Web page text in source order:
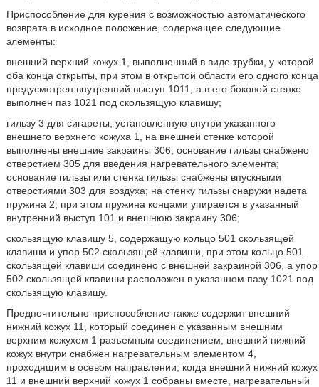
Приспособление для курения с возможностью автоматического
возврата в исходное положение, содержащее следующие
элементы:
внешний верхний кожух 1, выполненный в виде трубки, у которой
оба конца открыты, при этом в открытой области его одного конца
предусмотрен внутренний выступ 1011, а в его боковой стенке
выполнен паз 1021 под скользящую клавишу;
гильзу 3 для сигареты, установленную внутри указанного
внешнего верхнего кожуха 1, на внешней стенке которой
выполнены внешние закраины 306; основание гильзы снабжено
отверстием 305 для введения нагревательного элемента;
основание гильзы или стенка гильзы снабжены впускными
отверстиями 303 для воздуха; на стенку гильзы снаружи надета
пружина 2, при этом пружина концами упирается в указанный
внутренний выступ 101 и внешнюю закраину 306;
скользящую клавишу 5, содержащую кольцо 501 скользящей
клавиши и упор 502 скользящей клавиши, при этом кольцо 501
скользящей клавиши соединено с внешней закраиной 306, а упор
502 скользящей клавиши расположен в указанном пазу 1021 под
скользящую клавишу.
Предпочтительно приспособление также содержит внешний
нижний кожух 11, который соединен с указанным внешним
верхним кожухом 1 разъемным соединением; внешний нижний
кожух внутри снабжен нагревательным элементом 4,
проходящим в осевом направлении; когда внешний нижний кожух
11 и внешний верхний кожух 1 собраны вместе, нагревательный